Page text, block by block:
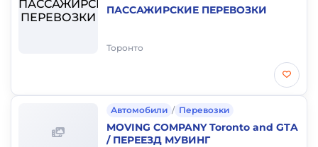
ПАССАЖИРСКИЕ ПЕРЕВОЗКИ
Торонто
Автомобили / Перевозки
MOVING COMPANY Toronto and GTA
/ ПЕРЕЕЗД МУВИНГ